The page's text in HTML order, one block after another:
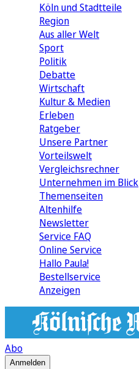
Köln und Stadtteile
Region
Aus aller Welt
Sport
Politik
Debatte
Wirtschaft
Kultur & Medien
Erleben
Ratgeber
Unsere Partner
Vorteilswelt
Vergleichsrechner
Unternehmen im Blick
Themenseiten
Altenhilfe
Newsletter
Service FAQ
Online Service
Hallo Paula!
Bestellservice
Anzeigen
Abo
Anmelden